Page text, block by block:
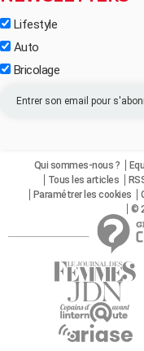
Lifestyle
Auto
Bricolage
Qui sommes-nous ?
Tous les articles
Paramétrer les cookies
©